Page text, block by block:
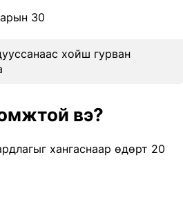
30
хойш гурван
вэ?
хангаснаар өдөрт 20